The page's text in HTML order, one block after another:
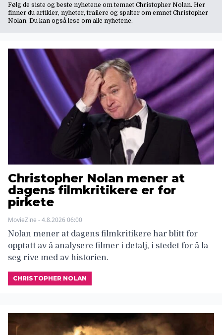
Følg de siste og beste nyhetene om temaet Christopher Nolan. Her
finner du artikler, nyheter, trailere og spalter om emnet Christopher
Nolan. Du kan også lese om alle nyhetene.
Christopher Nolan mener at
dagens filmkritikere er for
pirkete
MovieZine - 4.8.2026 06:00
Nolan mener at dagens filmkritikere har blitt for
opptatt av å analysere filmer i detalj, i stedet for å la
seg rive med av historien.
CHRISTOPHER NOLAN